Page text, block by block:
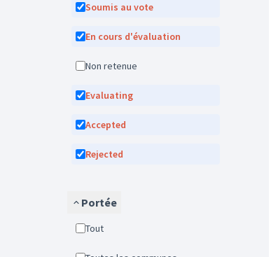
Soumis au vote
En cours d'évaluation
Non retenue
Evaluating
Accepted
Rejected
Portée
Tout